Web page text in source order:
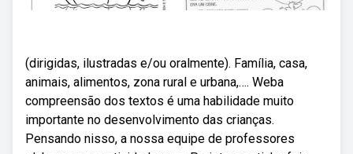
(dirigidas, ilustradas e/ou oralmente). Família, casa,
animais, alimentos, zona rural e urbana,…. Weba
compreensão dos textos é uma habilidade muito
importante no desenvolvimento das crianças.
Pensando nisso, a nossa equipe de professores